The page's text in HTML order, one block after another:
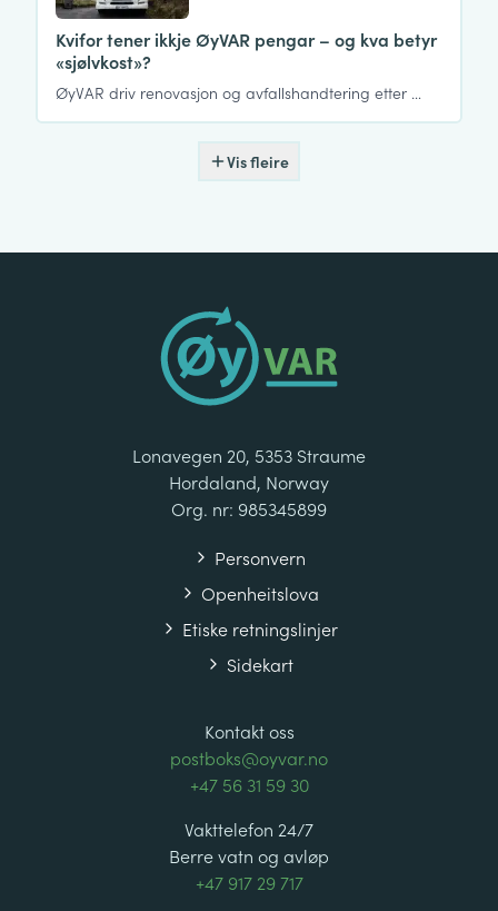
Kvifor tener ikkje ØyVAR pengar – og kva betyr
«sjølvkost»?
ØyVAR driv renovasjon og avfallshandtering etter …
Vis fleire
Lonavegen 20, 5353 Straume
Hordaland, Norway
Org. nr: 985345899
Personvern
Openheitslova
Etiske retningslinjer
Sidekart
Kontakt oss
postboks@oyvar.no
+47 56 31 59 30
Vakttelefon 24/7
Berre vatn og avløp
+47 917 29 717